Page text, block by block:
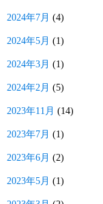
2024年7月 (4)
2024年5月 (1)
2024年3月 (1)
2024年2月 (5)
2023年11月 (14)
2023年7月 (1)
2023年6月 (2)
2023年5月 (1)